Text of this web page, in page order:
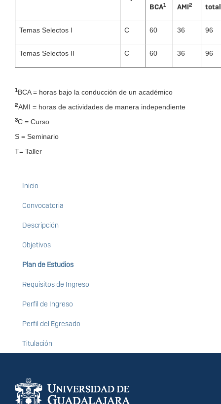
BCA1
AMI2
Temas Selectos I C 60 36 96
Temas Selectos II C 60 36 96
1BCA = horas bajo la conducción de un académico
2AMI = horas de actividades de manera independiente
3C = Curso
S = Seminario
T= Taller
Maestría
en
Bioética
Inicio
Convocatoria
Descripción
Objetivos
Plan de Estudios
Requisitos de Ingreso
Perfil de Ingreso
Perfil del Egresado
Titulación
Información del
portal